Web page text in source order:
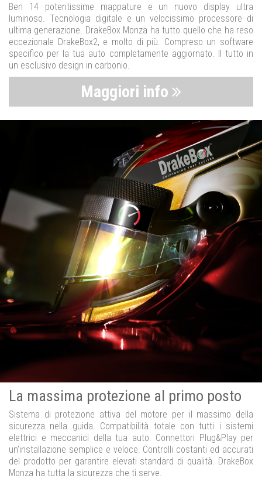
Ben 14 potentissime mappature e un nuovo display ultra
luminoso. Tecnologia digitale e un velocissimo processore di
ultima generazione. DrakeBox Monza ha tutto quello che ha reso
eccezionale DrakeBox2, e molto di più. Compreso un software
specifico per la tua auto completamente aggiornato. Il tutto in
un esclusivo design in carbonio.
Maggiori info
La massima protezione al primo posto
Sistema di protezione attiva del motore per il massimo della
sicurezza nella guida. Compatibilità totale con tutti i sistemi
elettrici e meccanici della tua auto. Connettori Plug&Play per
un’installazione semplice e veloce. Controlli costanti ed accurati
del prodotto per garantire elevati standard di qualità. DrakeBox
Monza ha tutta la sicurezza che ti serve.